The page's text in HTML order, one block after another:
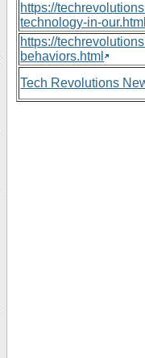
https://
technology-in-
https://
behaviors.html
Tech Revolutions